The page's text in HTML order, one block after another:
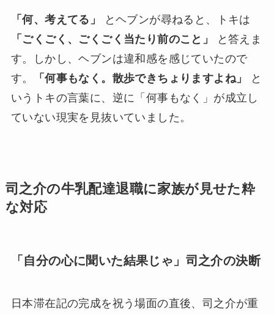
「何、考えてる」
とヘブンが尋ねると、トキは
「ごくごく、ごくごく当たり前のこと」
と答えま
す。しかし、ヘブンは違和感を感じていたので
す。
「何事もなく。散歩できちょりますよね」
と
いうトキの言葉に、逆に「何事もなく」が成立し
ていない現実を見抜いていました。
司之介の牛乳配達退職に家族が見せた粋
な対応
「自分の心に聞いた結果じゃ」司之介の決断
日本滞在記の完成を祝う場面の直後、司之介が重